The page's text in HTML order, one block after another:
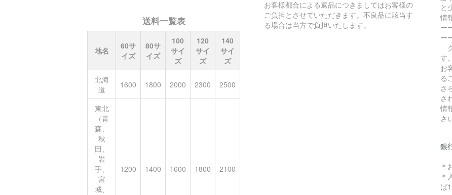
送料一覧表
地名
60サ
イズ
80サ
イズ
100
サイ
ズ
120
サイ
ズ
140
サイ
ズ
北海
道
1600 1800 2000 2300 2500
東北
（青
森、
秋
田、
岩
手、
宮
城、
1200 1400 1600 1800 2100
お客様都合による返品につきましてはお客様の
ご負担とさせていただきます。不良品に該当す
る場合は当方で負担いたします。
と
情
ー
ー
す。
お
る
さ
さ
情
さ
銀
＊
＊
ば